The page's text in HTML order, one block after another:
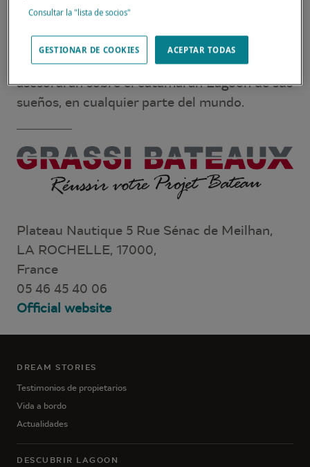
Nuestros distribuidores están para responder
a sus expectativas y necesidades. Le
asesorarán sobre el catamarán Lagoon de sus
sueños, en cualquier parte del mundo.
Plateau Nautique 5 Rue Sénac de Meilhan,
LA ROCHELLE, 17000,
France
05 46 45 40 06
Official website
DREAM STORIES
Testimonios de propietarios
Vida a bordo
Actualidades
DESCUBRIR LAGOON
Consultar la "lista de socios"
GESTIONAR DE COOKIES ACEPTAR TODAS